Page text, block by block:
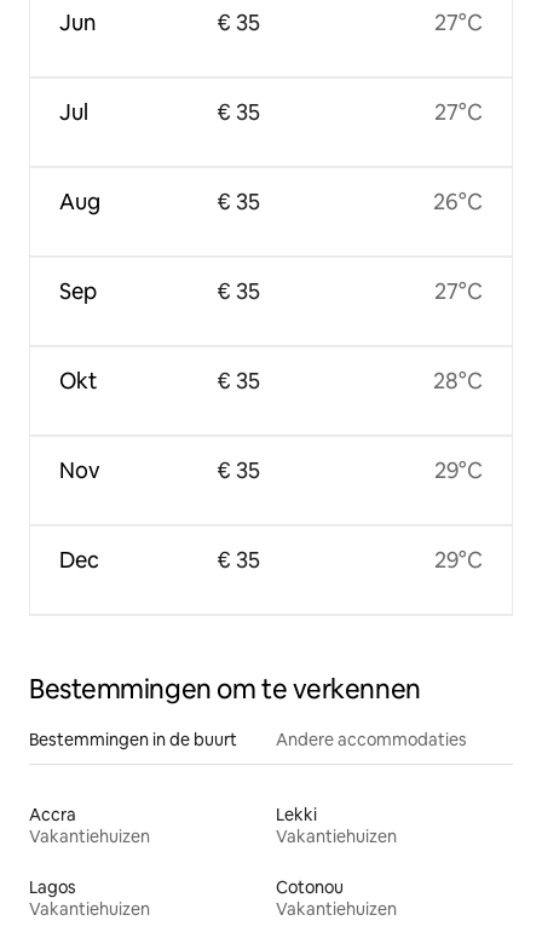
Jun
Jul
Aug
Sep
Okt
Nov
Dec
€ 35
€ 35
€ 35
€ 35
€ 35
€ 35
€ 35
27°C
27°C
26°C
27°C
28°C
29°C
29°C
Bestemmingen om te verkennen
Bestemmingen in de buurt Andere accommodaties
Accra
Vakantiehuizen
Lekki
Vakantiehuizen
Lagos
Vakantiehuizen
Cotonou
Vakantiehuizen